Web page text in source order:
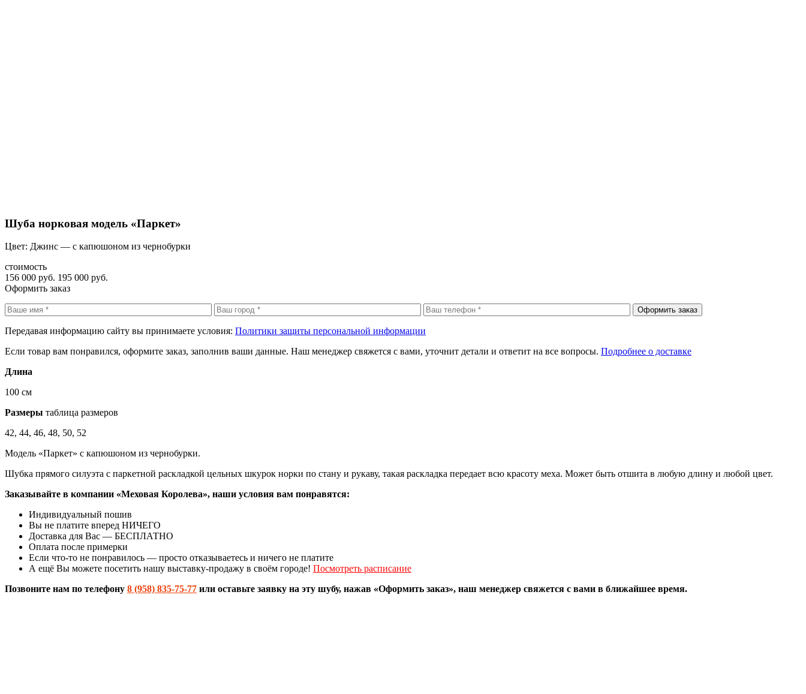
Шуба норковая модель «Паркет»
Цвет: Джинс — с капюшоном из чернобурки
стоимость
156 000 руб. 195 000 руб.
Оформить заказ
Передавая информацию сайту вы принимаете условия: Политики защиты персональной информации
Если товар вам понравился, оформите заказ, заполнив ваши данные. Наш менеджер свяжется с вами, уточнит детали и ответит на все вопросы. Подробнее о доставке
Длина
100 см
Размеры таблица размеров
42, 44, 46, 48, 50, 52
Модель «Паркет» с капюшоном из чернобурки.
Шубка прямого силуэта с паркетной раскладкой цельных шкурок норки по стану и рукаву, такая раскладка передает всю красоту меха. Может быть отшита в любую длину и любой цвет.
Заказывайте в компании «Меховая Королева», наши условия вам понравятся:
Индивидуальный пошив
Вы не платите вперед НИЧЕГО
Доставка для Вас — БЕСПЛАТНО
Оплата после примерки
Если что-то не понравилось — просто отказываетесь и ничего не платите
А ещё Вы можете посетить нашу выставку-продажу в своём городе! Посмотреть расписание
Позвоните нам по телефону 8 (958) 835-75-77 или оставьте заявку на эту шубу, нажав «Оформить заказ», наш менеджер свяжется с вами в ближайшее время.